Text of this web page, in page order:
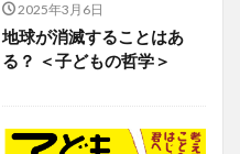
2025年3月6日
地球が消滅することはあ
る？ ＜子どもの哲学＞